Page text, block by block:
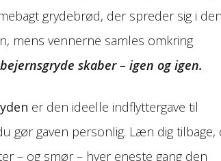
grydebrød, der spreder sig i den
mens vennerne samles omkring
skaber – igen og igen.
er den ideelle indflyttergave til
gør gaven personlig. Læn dig tilbage,
– og smør – hver eneste gang den